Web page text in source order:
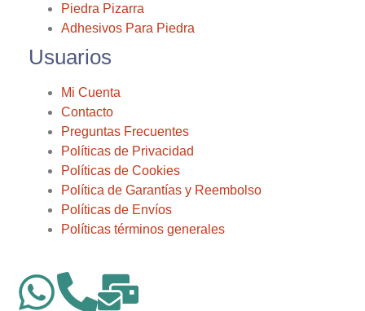
Piedra Pizarra
Adhesivos Para Piedra
Usuarios
Mi Cuenta
Contacto
Preguntas Frecuentes
Políticas de Privacidad
Políticas de Cookies
Política de Garantías y Reembolso
Políticas de Envíos
Políticas términos generales